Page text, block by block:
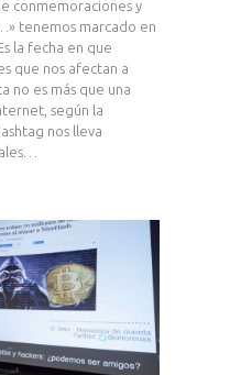
conmemoraciones y
tenemos marcado en
la fecha en que
que nos afectan a
no es más que una
según la
nos lleva